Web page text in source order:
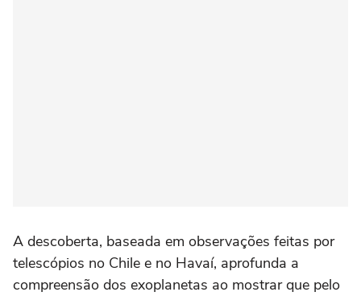
A descoberta, baseada em observações feitas por
telescópios no Chile e ⁠no Havaí, aprofunda a
compreensão dos exoplanetas ao mostrar que pelo